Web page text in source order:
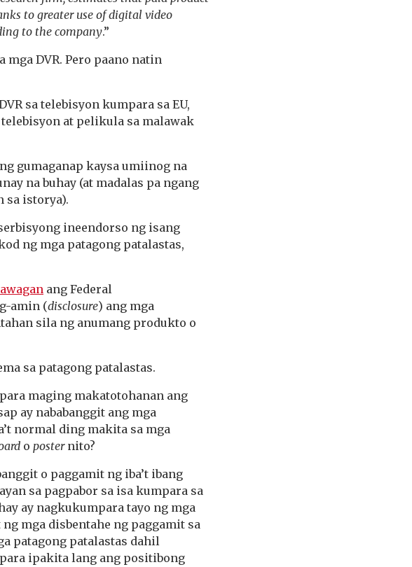
to greater use of digital video
to the company.”
mga DVR. Pero paano natin
sa telebisyon kumpara sa EU,
at pelikula sa malawak
gumaganap kaysa umiinog na
na buhay (at madalas pa ngang
sa istorya).
ineendorso ng isang
ng mga patagong patalastas,
ang Federal
amin (disclosure) ang mga
sila ng anumang produkto o
sa patagong patalastas.
maging makatotohanan ang
ay nababanggit ang mga
normal ding makita sa mga
o posternito?
o paggamit ng iba’t ibang
sa pagpabor sa isa kumpara sa
ay nagkukumpara tayo ng mga
mga disbentahe ng paggamit sa
patagong patalastas dahil
ipakita lang ang positibong